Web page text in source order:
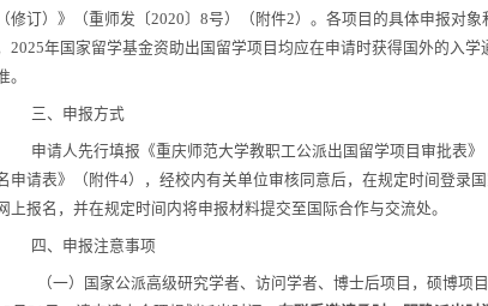
修订）》（重师发〔2020〕 8号）（附件2）。各项目的具体申报对象
2025年国家留学基金资助出国留学项目均应在申请时获得国外的入
。
三、申报方式
申请人先行填报《重庆师范大学教职工公派出国留学项目审批表》
申请表》（附件4）， 经校内有关单位审核同意后，在规定时间登录
上报名 ， 并在规定时间内将申报材料提交至国际合作与交流处。
四、申报注意事项
（一）国家公派高级研究学者、访问学者、博士后项目 ， 硕博项目